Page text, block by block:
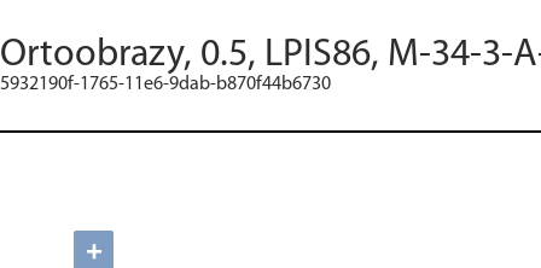
Ortoobrazy, 0.5, LPIS86, M-34-3-
5932190f-1765-11e6-9dab-b870f44b6730
+